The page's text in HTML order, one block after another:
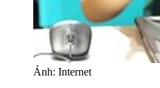
Ảnh: Internet